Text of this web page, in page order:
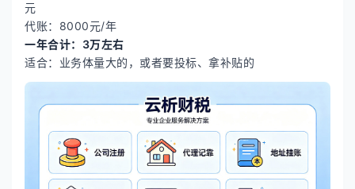
元
代账：8000元/年
一年合计：3万左右
适合：业务体量大的，或者要投标、拿补贴的